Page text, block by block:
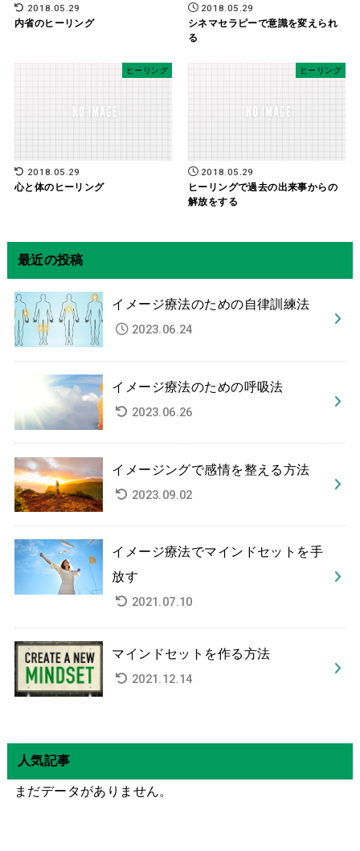
2018.05.29
内省のヒーリング
2018.05.29
シネマセラピーで意識を変えられ
る
ヒーリング
2018.05.29
心と体のヒーリング
ヒーリング
2018.05.29
ヒーリングで過去の出来事からの
解放をする
最近の投稿
イメージ療法のための自律訓練法
2023.06.24
イメージ療法のための呼吸法
2023.06.26
イメージングで感情を整える方法
2023.09.02
イメージ療法でマインドセットを手
放す
2021.07.10
マインドセットを作る方法
2021.12.14
人気記事
まだデータがありません。